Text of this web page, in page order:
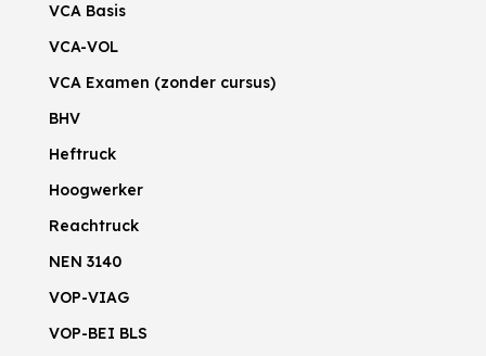
VCA Basis
VCA-VOL
VCA Examen (zonder cursus)
BHV
Heftruck
Hoogwerker
Reachtruck
NEN 3140
VOP-VIAG
VOP-BEI BLS